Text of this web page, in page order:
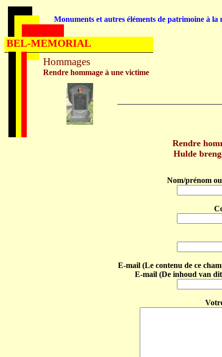
Rendre
Hulde
Nom/prénom
E-mail (Le contenu de ce
E-mail (De inhoud van
Hommages
Rendre hommage à une victime
Monuments et autres éléments de patrimoine à la
BEL-MEMORIAL